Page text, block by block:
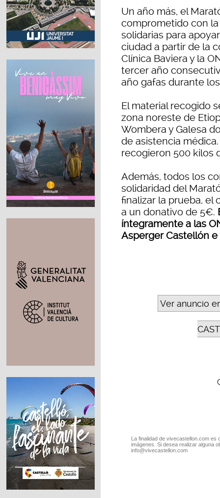
Un año más, el
comprometido con
solidarias para
ciudad a partir de la
Clínica Baviera y la
tercer año
año gafas durante los
El material recogido
zona noreste de
Wombera y Galesa
de asistencia
recogieron 500 kilos
Además, todos los
solidaridad del
finalizar la prueba, el
a un donativo de 5€.
íntegramente a las
Asperger Castellón e
Ver anuncio
La finalidad de vivecastellon.com
imágenes. Si desea realizar alguna
info@vivecastellon.com